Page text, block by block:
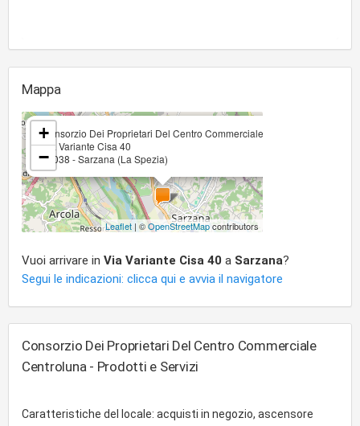
Mappa
Consorzio Dei Proprietari Del Centro Commerciale Centroluna
Via Variante Cisa 40
19038 - Sarzana (La Spezia)
+
−
Leaflet | ©OpenStreetMapcontributors
Vuoi arrivare in Via Variante Cisa 40 a Sarzana?
Segui le indicazioni: clicca qui e avvia il navigatore
Consorzio Dei Proprietari Del Centro Commerciale
Centroluna - Prodotti e Servizi
Caratteristiche del locale: acquisti in negozio, ascensore